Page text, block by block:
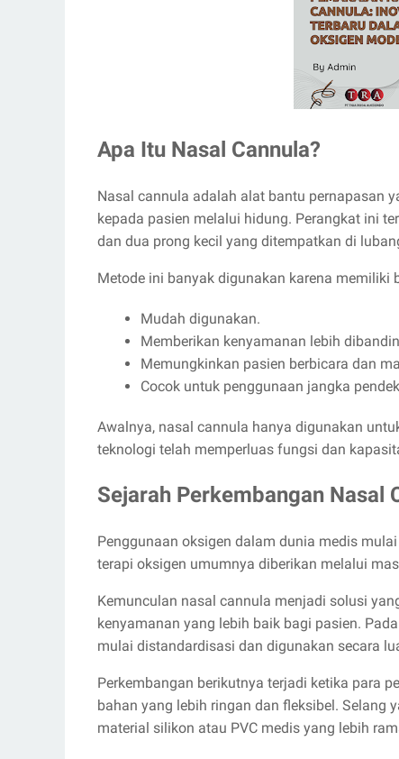
Apa Itu Nasal Cannula?
Nasal cannula adalah alat bantu pernapasan
kepada pasien melalui hidung. Perangkat ini
dan dua prong kecil yang ditempatkan di
Metode ini banyak digunakan karena memiliki
Mudah digunakan.
Memberikan kenyamanan lebih
Memungkinkan pasien berbicara dan
Cocok untuk penggunaan jangka
Awalnya, nasal cannula hanya digunakan
teknologi telah memperluas fungsi dan
Sejarah Perkembangan Nasal
Penggunaan oksigen dalam dunia medis
terapi oksigen umumnya diberikan melalui
Kemunculan nasal cannula menjadi solusi
kenyamanan yang lebih baik bagi pasien.
mulai distandardisasi dan digunakan secara
Perkembangan berikutnya terjadi ketika para
bahan yang lebih ringan dan fleksibel. Selang
material silikon atau PVC medis yang lebih